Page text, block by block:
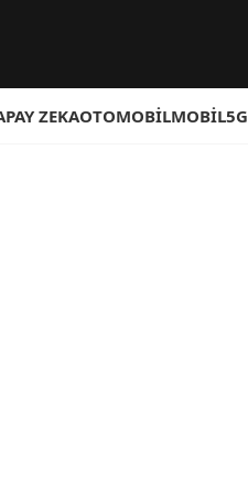
ZEKAOTOMOBILMOBIL5G